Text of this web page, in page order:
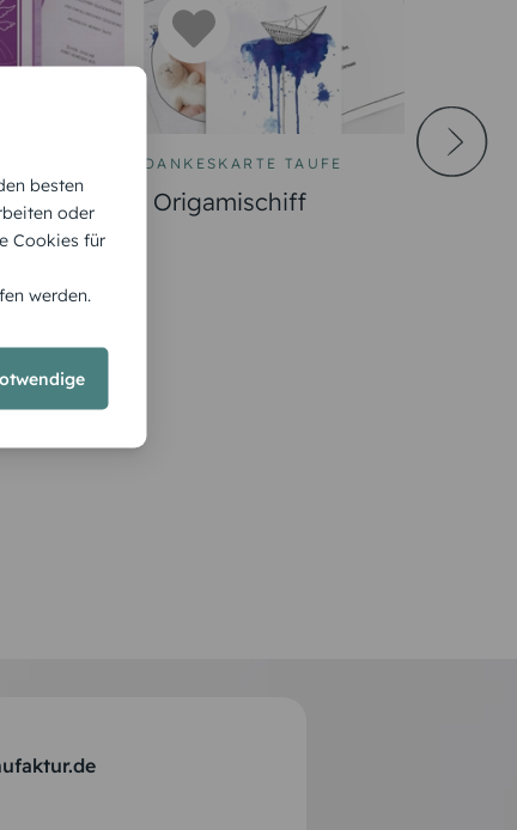
DANKESKARTE TAUFE
Origamischiff
besten
oder
Cookies für
werden.